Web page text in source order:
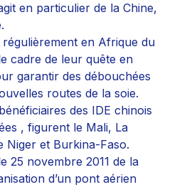
en particulier de la Chine,
régulièrement en Afrique du
cadre de leur quête en
garantir des débouchées
routes de la soie.
des IDE chinois
, figurent le Mali, La
Niger et Burkina-Faso.
25 novembre 2011 de la
d’un pont aérien